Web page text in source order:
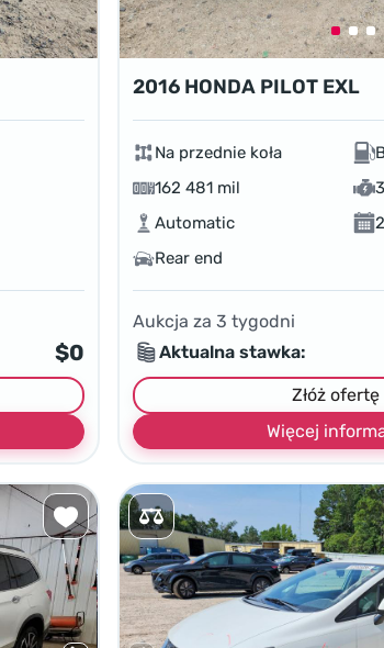
$0
2016 HONDA PILOT EXL
Na przednie koła
162 481 mil
Automatic
Rear end
Aukcja za 3 tygodni
Aktualna stawka:
Złóż ofertę
Więcej